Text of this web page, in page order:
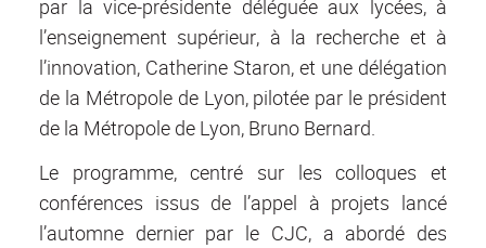
par la vice-présidente déléguée aux lycées, à
l’enseignement supérieur, à la recherche et à
l’innovation, Catherine Staron, et une délégation
de la Métropole de Lyon, pilotée par le président
de la Métropole de Lyon, Bruno Bernard.
Le programme, centré sur les colloques et
conférences issus de l’appel à projets lancé
l’automne dernier par le CJC, a abordé des